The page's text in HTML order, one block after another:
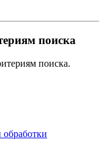
поиска
поиска.